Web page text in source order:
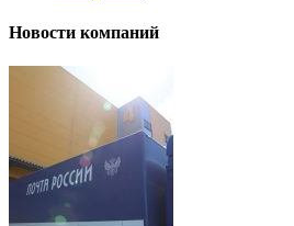
Новости компаний